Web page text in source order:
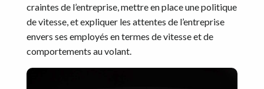
craintes de l’entreprise, mettre en place une politique
de vitesse, et expliquer les attentes de l’entreprise
envers ses employés en termes de vitesse et de
comportements au volant.